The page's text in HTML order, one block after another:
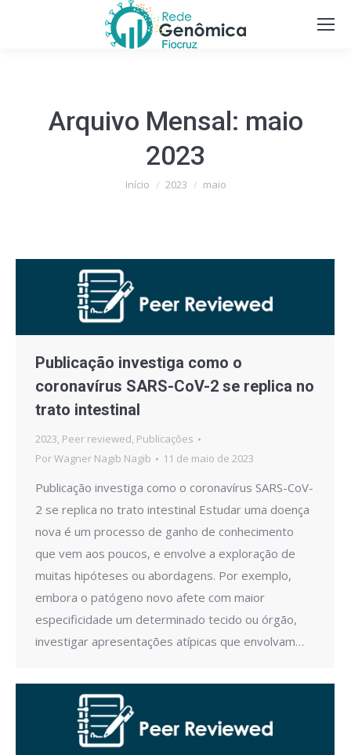
Arquivo Mensal: maio
2023
Você está aqui:
Início 2023 maio
Publicação investiga como o
coronavírus SARS-CoV-2 se replica no
trato intestinal
2023, Peer reviewed, Publicações
PorWagner Nagib Nagib 11 de maio de 2023
Publicação investiga como o coronavírus SARS-CoV-
2 se replica no trato intestinal Estudar uma doença
nova é um processo de ganho de conhecimento
que vem aos poucos, e envolve a exploração de
muitas hipóteses ou abordagens. Por exemplo,
embora o patógeno novo afete com maior
especificidade um determinado tecido ou órgão,
investigar apresentações atípicas que envolvam…